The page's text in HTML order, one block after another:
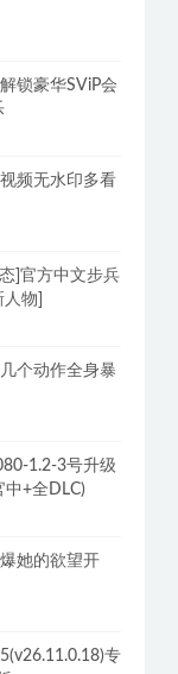
锁豪华SViP会
频无水印多看
]官方中文步兵
物]
个动作全身暴
1.2-3号升级
+全DLC)
她的欲望开
专